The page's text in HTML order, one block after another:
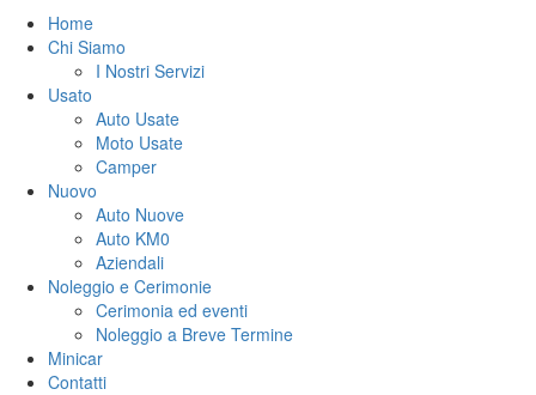
Home
Chi Siamo
I Nostri Servizi
Usato
Auto Usate
Moto Usate
Camper
Nuovo
Auto Nuove
Auto KM0
Aziendali
Noleggio e Cerimonie
Cerimonia ed eventi
Noleggio a Breve Termine
Minicar
Contatti